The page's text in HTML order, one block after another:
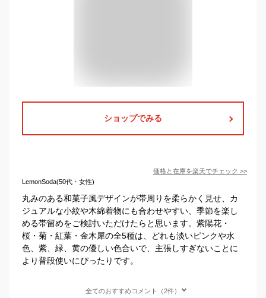
ショップでみる
価格と在庫を楽天でチェック >>
LemonSoda(50代・女性)
丸みのある和菓子風デザインが帯周りを柔らかく見せ、カ
ジュアルな小紋や木綿着物にも合わせやすい、季節を楽し
める帯留めをご検討いただけたらと思います。紫陽花・
桜・菊・紅葉・金木犀の全5種は、どれも淡いピンクや水
色、紫、緑、黄の優しい色合いで、主張しすぎないことに
より普段使いにぴったりです。
全てのおすすめコメント（2件）